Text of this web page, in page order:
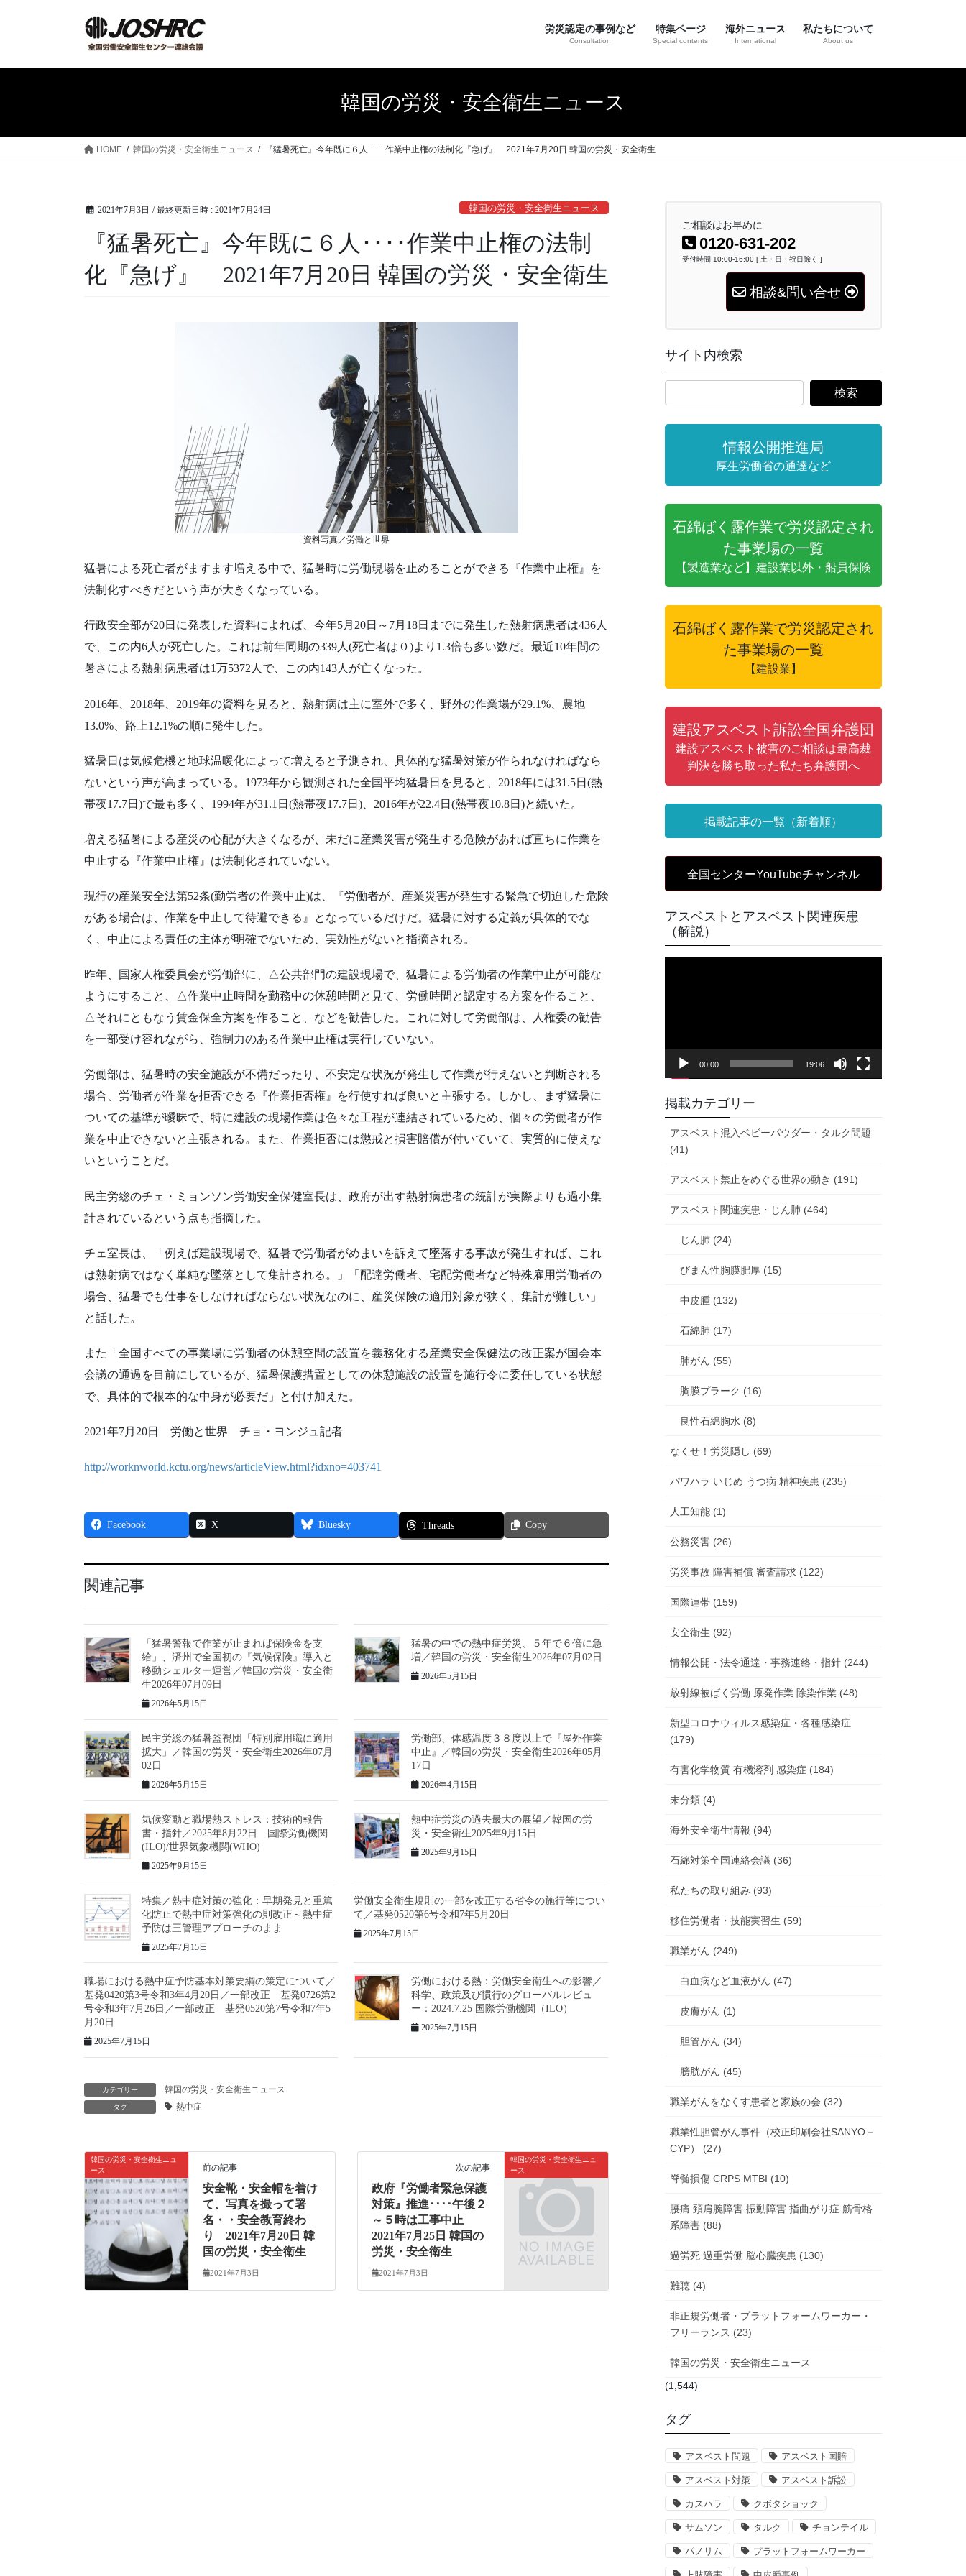
労災認定の事例など
Consultation
特集ページ
Special contents
海外ニュース
International
私たちについて
About us
韓国の労災・安全衛生ニュース
HOME 韓国の労災・安全衛生ニュース 『猛暑死亡』今年既に６人････作業中止権の法制化『急げ』 2021年7月20日 韓国の労災・安全衛生
2021年7月3日 / 最終更新日時 : 2021年7月24日 韓国の労災・安全衛生ニュース
『猛暑死亡』今年既に６人････作業中止権の法制
化『急げ』 2021年7月20日 韓国の労災・安全衛生
資料写真／労働と世界
猛暑による死亡者がますます増える中で、猛暑時に労働現場を止めることができる『作業中止権』を
法制化すべきだという声が大きくなっている。
行政安全部が20日に発表した資料によれば、今年5月20日～7月18日までに発生した熱射病患者は436人
で、この内6人が死亡した。これは前年同期の339人(死亡者は０)より1.3倍も多い数だ。最近10年間の
暑さによる熱射病患者は1万5372人で、この内143人が亡くなった。
2016年、2018年、2019年の資料を見ると、熱射病は主に室外で多く、野外の作業場が29.1%、農地
13.0%、路上12.1%の順に発生した。
猛暑日は気候危機と地球温暖化によって増えると予測され、具体的な猛暑対策が作られなければなら
ないという声が高まっている。1973年から観測された全国平均猛暑日を見ると、2018年には31.5日(熱
帯夜17.7日)で最も多く、1994年が31.1日(熱帯夜17.7日)、2016年が22.4日(熱帯夜10.8日)と続いた。
増える猛暑による産災の心配が大きくなるが、未だに産業災害が発生する危険があれば直ちに作業を
中止する『作業中止権』は法制化されていない。
現行の産業安全法第52条(勤労者の作業中止)は、『労働者が、産業災害が発生する緊急で切迫した危険
がある場合は、作業を中止して待避できる』となっているだけだ。猛暑に対する定義が具体的でな
く、中止による責任の主体が明確でないため、実効性がないと指摘される。
昨年、国家人権委員会が労働部に、△公共部門の建設現場で、猛暑による労働者の作業中止が可能な
ようにすること、△作業中止時間を勤務中の休憩時間と見て、労働時間と認定する方案を作ること、
△それにともなう賃金保全方案を作ること、などを勧告した。これに対して労働部は、人権委の勧告
を一部受け容れながら、強制力のある作業中止権は実行していない。
労働部は、猛暑時の安全施設が不備だったり、不安定な状況が発生して作業が行えないと判断される
場合、労働者が作業を拒否できる『作業拒否権』を行使すれば良いと主張する。しかし、まず猛暑に
ついての基準が曖昧で、特に建設の現場作業は色々な工程が連結されているため、個々の労働者が作
業を中止できないと主張される。また、作業拒否には懲戒と損害賠償が付いていて、実質的に使えな
いということだ。
民主労総のチェ・ミョンソン労働安全保健室長は、政府が出す熱射病患者の統計が実際よりも過小集
計されているという点も指摘した。
チェ室長は、「例えば建設現場で、猛暑で労働者がめまいを訴えて墜落する事故が発生すれば、これ
は熱射病ではなく単純な墜落として集計される。」「配達労働者、宅配労働者など特殊雇用労働者の
場合、猛暑でも仕事をしなければならない状況なのに、産災保険の適用対象が狭く、集計が難しい」
と話した。
また「全国すべての事業場に労働者の休憩空間の設置を義務化する産業安全保健法の改正案が国会本
会議の通過を目前にしているが、猛暑保護措置としての休憩施設の設置を施行令に委任している状態
で、具体的で根本的な中身が必要だ」と付け加えた。
2021年7月20日 労働と世界 チョ・ヨンジュ記者
http://worknworld.kctu.org/news/articleView.html?idxno=403741
Facebook X Bluesky Threads Copy
関連記事
「猛暑警報で作業が止まれば保険金を支
給」、済州で全国初の『気候保険』導入と
移動シェルター運営／韓国の労災・安全衛
生2026年07月09日
2026年5月15日
猛暑の中での熱中症労災、５年で６倍に急
増／韓国の労災・安全衛生2026年07月02日
2026年5月15日
民主労総の猛暑監視団「特別雇用職に適用
拡大」／韓国の労災・安全衛生2026年07月
02日
2026年5月15日
労働部、体感温度３８度以上で『屋外作業
中止』／韓国の労災・安全衛生2026年05月
17日
2026年4月15日
気候変動と職場熱ストレス：技術的報告
書・指針／2025年8月22日 国際労働機関
(ILO)/世界気象機関(WHO)
2025年9月15日
熱中症労災の過去最大の展望／韓国の労
災・安全衛生2025年9月15日
2025年9月15日
特集／熱中症対策の強化：早期発見と重篤
化防止で熱中症対策強化の則改正～熱中症
予防は三管理アプローチのまま
2025年7月15日
労働安全衛生規則の一部を改正する省令の施行等につい
て／基発0520第6号令和7年5月20日
2025年7月15日
職場における熱中症予防基本対策要綱の策定について／
基発0420第3号令和3年4月20日／一部改正 基発0726第2
号令和3年7月26日／一部改正 基発0520第7号令和7年5
月20日
2025年7月15日
労働における熱：労働安全衛生への影響／
科学、政策及び慣行のグローバルレビュ
ー：2024.7.25 国際労働機関（ILO）
2025年7月15日
カテゴリー 韓国の労災・安全衛生ニュース
タグ 熱中症
韓国の労災・安全衛生ニュ
ース
前の記事
安全靴・安全帽を着け
て、写真を撮って署
名・・安全教育終わ
り 2021年7月20日 韓
国の労災・安全衛生
2021年7月3日
韓国の労災・安全衛生ニュ
ース
次の記事
政府『労働者緊急保護
対策』推進････午後２
～５時は工事中止
2021年7月25日 韓国の
労災・安全衛生
2021年7月3日
ご相談はお早めに
0120-631-202
受付時間 10:00-16:00 [ 土・日・祝日除く ]
相談&問い合せ
サイト内検索
情報公開推進局
厚生労働省の通達など
石綿ばく露作業で労災認定され
た事業場の一覧
【製造業など】建設業以外・船員保険
石綿ばく露作業で労災認定され
た事業場の一覧
【建設業】
建設アスベスト訴訟全国弁護団
建設アスベスト被害のご相談は最高裁
判決を勝ち取った私たち弁護団へ
掲載記事の一覧（新着順）
全国センターYouTubeチャンネル
アスベストとアスベスト関連疾患
（解説）
ヤ
00:00 19:06
掲載カテゴリー
アスベスト混入ベビーパウダー・タルク問題
(41)
アスベスト禁止をめぐる世界の動き (191)
アスベスト関連疾患・じん肺 (464)
じん肺 (24)
びまん性胸膜肥厚 (15)
中皮腫 (132)
石綿肺 (17)
肺がん (55)
胸膜プラーク (16)
良性石綿胸水 (8)
なくせ！労災隠し (69)
パワハラ いじめ うつ病 精神疾患 (235)
人工知能 (1)
公務災害 (26)
労災事故 障害補償 審査請求 (122)
国際連帯 (159)
安全衛生 (92)
情報公開・法令通達・事務連絡・指針 (244)
放射線被ばく労働 原発作業 除染作業 (48)
新型コロナウィルス感染症・各種感染症
(179)
有害化学物質 有機溶剤 感染症 (184)
未分類 (4)
海外安全衛生情報 (94)
石綿対策全国連絡会議 (36)
私たちの取り組み (93)
移住労働者・技能実習生 (59)
職業がん (249)
白血病など血液がん (47)
皮膚がん (1)
胆管がん (34)
膀胱がん (45)
職業がんをなくす患者と家族の会 (32)
職業性胆管がん事件（校正印刷会社SANYO－
CYP） (27)
脊髄損傷 CRPS MTBI (10)
腰痛 頚肩腕障害 振動障害 指曲がり症 筋骨格
系障害 (88)
過労死 過重労働 脳心臓疾患 (130)
難聴 (4)
非正規労働者・プラットフォームワーカー・
フリーランス (23)
韓国の労災・安全衛生ニュース
(1,544)
タグ
アスベスト問題 アスベスト国賠
アスベスト対策 アスベスト訴訟
カスハラ クボタショック
サムソン タルク チョンテイル
パノリム プラットフォームワーカー